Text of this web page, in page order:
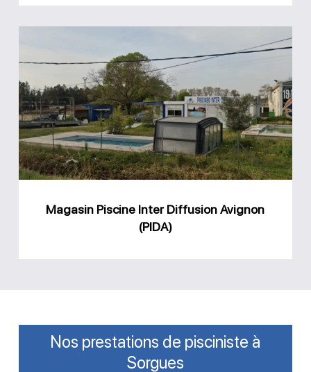
Piscine
Inter
Diffusion
Avignon
(PIDA)
Magasin Piscine Inter Diffusion Avignon
(PIDA)
Nos prestations de pisciniste à
Sorgues